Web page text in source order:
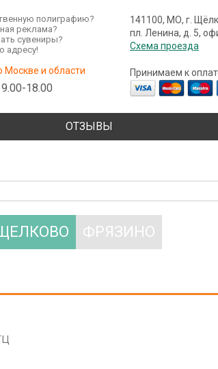
141100, МО, г.
пл. Ленина, д. 5,
Схема проезда
Принимаем к
полиграфию?
реклама?
сувениры?
адресу!
Москве и области
9.00-18.00
ОТЗЫВЫ
ФРЯЗИНО